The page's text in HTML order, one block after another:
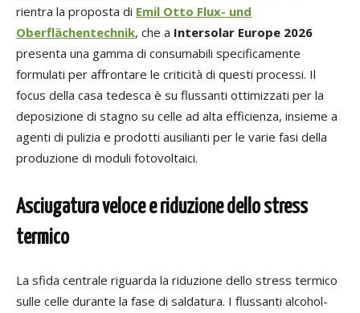
rientra la proposta di Emil Otto Flux- und
Oberflächentechnik, che a Intersolar Europe 2026
presenta una gamma di consumabili specificamente
formulati per affrontare le criticità di questi processi. Il
focus della casa tedesca è su flussanti ottimizzati per la
deposizione di stagno su celle ad alta efficienza, insieme a
agenti di pulizia e prodotti ausilianti per le varie fasi della
produzione di moduli fotovoltaici.
Asciugatura veloce e riduzione dello stress
termico
La sfida centrale riguarda la riduzione dello stress termico
sulle celle durante la fase di saldatura. I flussanti alcohol-